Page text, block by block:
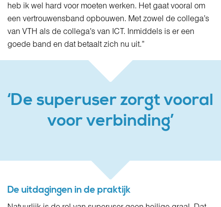
heb ik wel hard voor moeten werken. Het gaat vooral om
een vertrouwensband opbouwen. Met zowel de collega’s
van VTH als de collega’s van ICT. Inmiddels is er een
goede band en dat betaalt zich nu uit.”
‘De superuser zorgt vooral
voor verbinding’
De uitdagingen in de praktijk